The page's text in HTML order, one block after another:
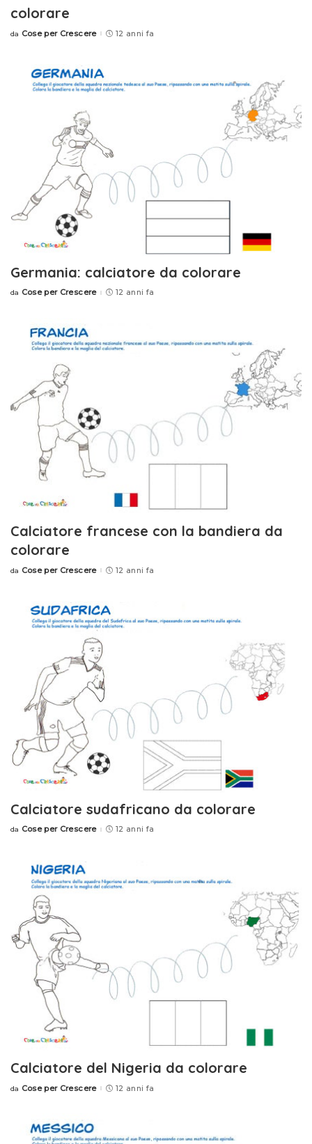
colorare
Posted
da Cose per Crescere 12 anni fa
Germania: calciatore da colorare
Posted
da Cose per Crescere 12 anni fa
Calciatore francese con la bandiera da
colorare
Posted
da Cose per Crescere 12 anni fa
Calciatore sudafricano da colorare
Posted
da Cose per Crescere 12 anni fa
Calciatore del Nigeria da colorare
Posted
da Cose per Crescere 12 anni fa